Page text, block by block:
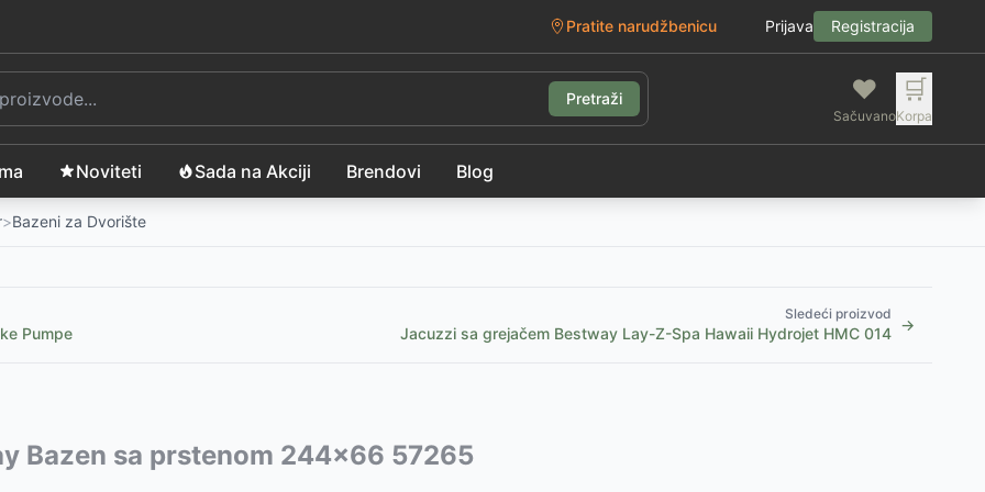
Pratite narudžbenicu Prijava Registracija
Pretraži ❤️
Sačuvano
🛒
Korpa
Noviteti Sada na Akciji Brendovi Blog
>Bazeni za Dvorište
Pumpe
Sledeći proizvod
Jacuzzi sa grejačem Bestway Lay-Z-Spa Hawaii Hydrojet HMC 014 →
Bazen sa prstenom 244x66 57265